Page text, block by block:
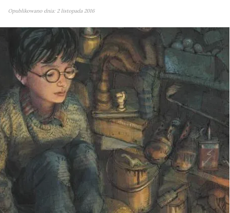
Opublikowano dnia: 2 listopada 2016